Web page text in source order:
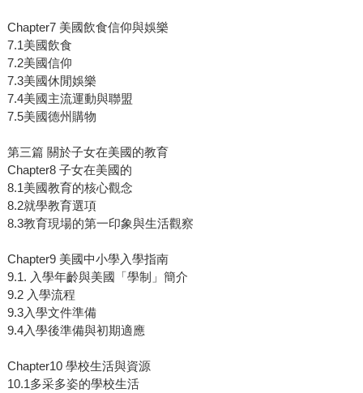
Chapter7 美國飲食信仰與娛樂
7.1美國飲食
7.2美國信仰
7.3美國休閒娛樂
7.4美國主流運動與聯盟
7.5美國德州購物
第三篇 關於子女在美國的教育
Chapter8 子女在美國的
8.1美國教育的核心觀念
8.2就學教育選項
8.3教育現場的第一印象與生活觀察
Chapter9 美國中小學入學指南
9.1. 入學年齡與美國「學制」簡介
9.2 入學流程
9.3入學文件準備
9.4入學後準備與初期適應
Chapter10 學校生活與資源
10.1多采多姿的學校生活